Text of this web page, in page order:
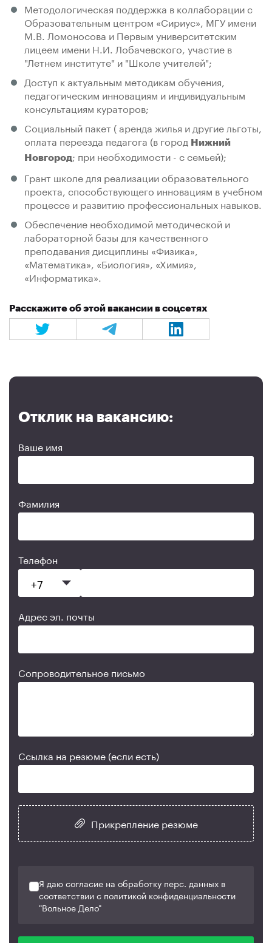
Методологическая поддержка в коллаборации с
Образовательным центром «Сириус», МГУ имени
М.В. Ломоносова и Первым университетским
лицеем имени Н.И. Лобачевского, участие в
"Летнем институте" и "Школе учителей";
Доступ к актуальным методикам обучения,
педагогическим инновациям и индивидуальным
консультациям кураторов;
Социальный пакет ( аренда жилья и другие льготы,
оплата переезда педагога (в город Нижний
Новгород; при необходимости - с семьей);
Грант школе для реализации образовательного
проекта, способствующего инновациям в учебном
процессе и развитию профессиональных навыков.
Обеспечение необходимой методической и
лабораторной базы для качественного
преподавания дисциплины «Физика»,
«Математика», «Биология», «Химия»,
«Информатика».
Расскажите об этой вакансии в соцсетях
Отклик на вакансию:
Ваше имя
Фамилия
Телефон
Адрес эл. почты
Сопроводительное письмо
Ссылка на резюме (если есть)
Прикрепление резюме
Я даю согласие на обработку перс. данных в
соответствии с политикой конфиденциальности
"Вольное Дело"